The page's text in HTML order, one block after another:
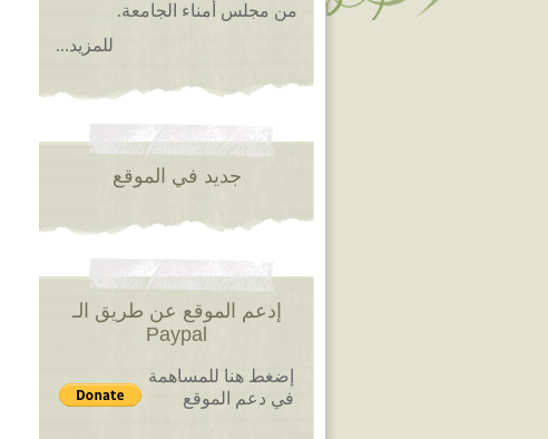
من مجلس أمناء الجامعة.
للمزيد...
جديد في الموقع
إدعم الموقع عن طريق الـ
Paypal
إضغط هنا للمساهمة
في دعم الموقع